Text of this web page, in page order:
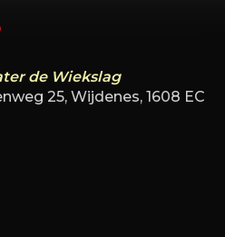
de Wiekslag
25, Wijdenes, 1608 EC